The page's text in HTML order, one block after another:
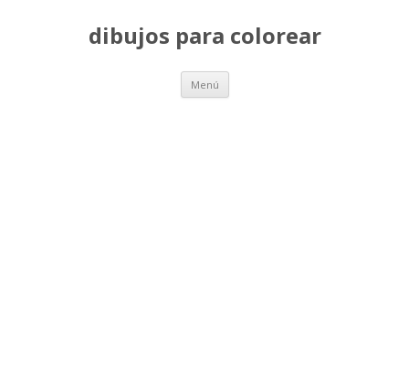
dibujos para colorear
Menú Saltar
contenido